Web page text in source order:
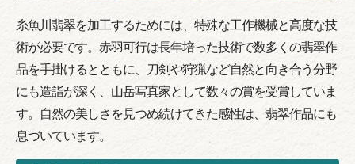
糸魚川翡翠を加工するためには、特殊な工作機械と高度な技
術が必要です。赤羽可行は長年培った技術で数多くの翡翠作
品を手掛けるとともに、刀剣や狩猟など自然と向き合う分野
にも造詣が深く、山岳写真家として数々の賞を受賞していま
す。自然の美しさを見つめ続けてきた感性は、翡翠作品にも
息づいています。